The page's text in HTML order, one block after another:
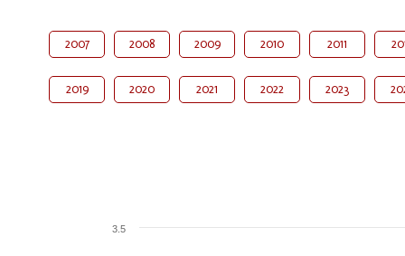
2007 2008 2009 2010 2011
2019 2020 2021 2022 2023
3.5